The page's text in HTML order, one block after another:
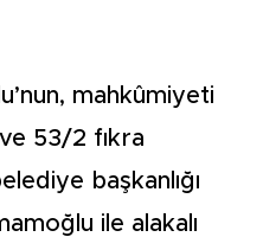
mahkûmiyeti
53/2 fıkra
başkanlığı
ile alakalı